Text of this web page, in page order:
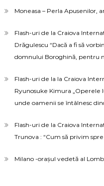
Moneasa – Perla Apusenilor,
Flash-uri de la Craiova
Drăgulescu “Dacă a fi să
domnului Boroghină, pentru
Flash-uri de la la Craiova
Ryunosuke Kimura „Operele
unde oamenii se întâlnesc
Flash-uri de la Craiova
Trunova : “Cum să privim
Milano -orașul vedetă al